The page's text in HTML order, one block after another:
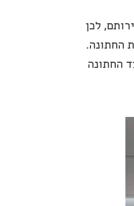
לכן
החתונה.
החתונה